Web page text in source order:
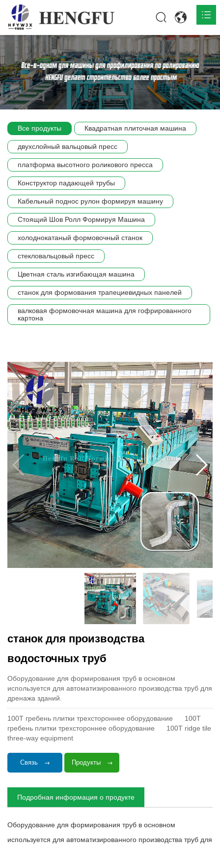
Главная
О нас 
Продукты 
Сцена компании
Все продукты Квадратная плиточная машина
двухслойный вальцовый пресс
платформа высотного роликового пресса
Конструктор падающей трубы
Кабельный поднос рулон формируя машину
Стоящий Шов Ролл Формируя Машина
холоднокатаный формовочный станок
стекловальцовый пресс
Цветная сталь изгибающая машина
станок для формования трапециевидных панелей
валковая формовочная машина для гофрированного
картона
станок для производства
водосточных труб
Оборудование для формирования труб в основном
используется для автоматизированного производства труб для
дренажа зданий.
100T гребень плитки трехстороннее оборудование
100T
гребень плитки трехстороннее оборудование
100T ridge tile
three-way equipment
Связь Продукты
Подробная информация о продукте
Оборудование для формирования труб в основном
используется для автоматизированного производства труб для